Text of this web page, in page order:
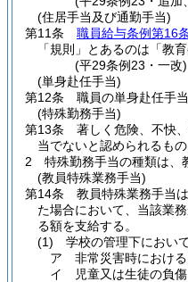
(住居手当及び通勤手当)
第11条
職員給与条例第16
「規則」とあるのは「教
(平29条例23・一改)
(単身赴任手当)
第12条
職員の単身赴任手
(特殊勤務手当)
第13条
著しく危険、不快
当でないと認められるも
2
特殊勤務手当の種類は、
(教員特殊業務手当)
第14条
教員特殊業務手当
た場合において、当該業務
る額を支給する。
(1)
学校の管理下におい
ア
非常災害時におけ
イ
児童又は生徒の負